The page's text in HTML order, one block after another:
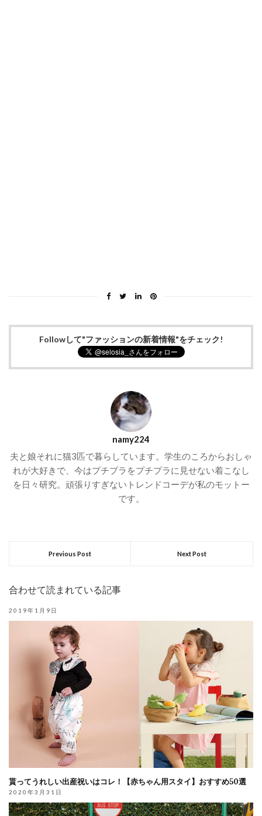
Followして"ファッションの新着情報"をチェック!
namy224
夫と娘それに猫3匹で暮らしています。学生のころからおしゃ
れが大好きで、今はプチプラをプチプラに見せない着こなし
を日々研究。頑張りすぎないトレンドコーデが私のモットー
です。
Previous Post Next Post
合わせて読まれている記事
2019年1月9日
貰ってうれしい出産祝いはコレ！【赤ちゃん用スタイ】おすすめ50選
2020年3月31日